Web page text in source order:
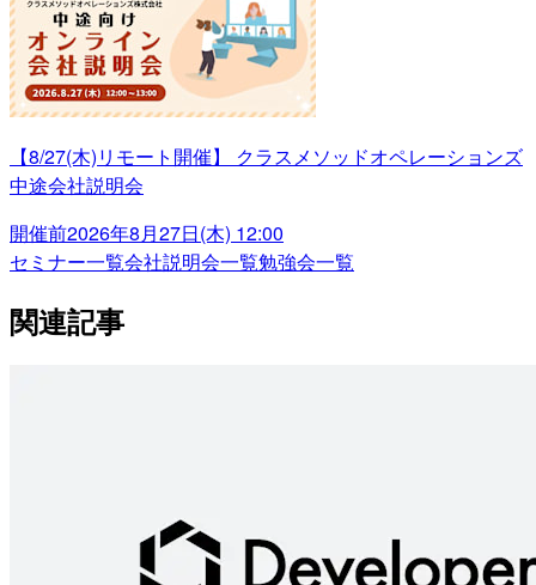
【8/27(木)リモート開催】 クラスメソッドオペレーションズ
中途会社説明会
開催前2026年8月27日(木) 12:00
セミナー一覧会社説明会一覧勉強会一覧
関連記事